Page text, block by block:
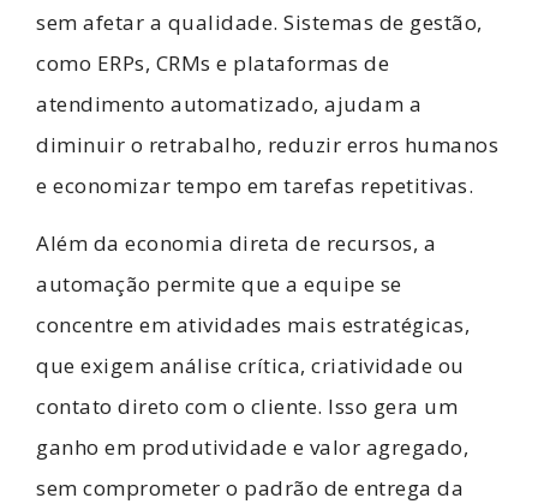
sem afetar a qualidade. Sistemas de gestão,
como ERPs, CRMs e plataformas de
atendimento automatizado, ajudam a
diminuir o retrabalho, reduzir erros humanos
e economizar tempo em tarefas repetitivas.
Além da economia direta de recursos, a
automação permite que a equipe se
concentre em atividades mais estratégicas,
que exigem análise crítica, criatividade ou
contato direto com o cliente. Isso gera um
ganho em produtividade e valor agregado,
sem comprometer o padrão de entrega da